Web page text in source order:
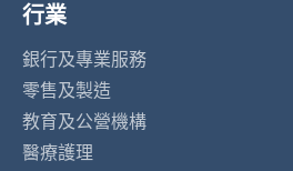
行業
銀行及專業服務
零售及製造
教育及公營機構
醫療護理